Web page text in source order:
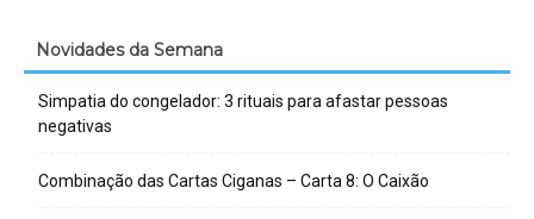
Novidades da Semana
Simpatia do congelador: 3 rituais para afastar pessoas
negativas
Combinação das Cartas Ciganas – Carta 8: O Caixão